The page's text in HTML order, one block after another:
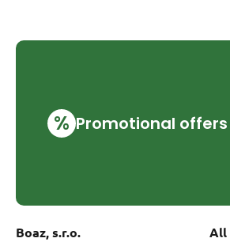
% Promotional
Boaz, s.r.o. All